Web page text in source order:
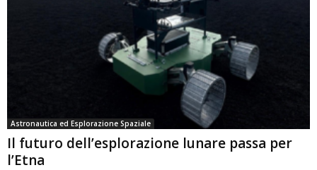
Astronautica ed Esplorazione Spaziale
Il futuro dell’esplorazione lunare passa per
l’Etna